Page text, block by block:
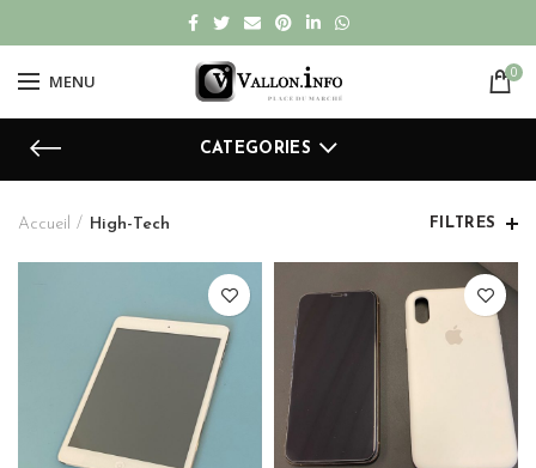
MENU 0
CATEGORIES
Accueil High-Tech FILTRES